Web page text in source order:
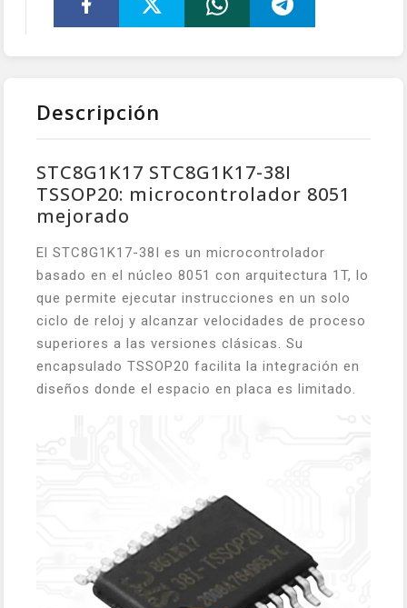
Descripción
STC8G1K17 STC8G1K17-38I
TSSOP20: microcontrolador 8051
mejorado
El STC8G1K17-38I es un microcontrolador
basado en el núcleo 8051 con arquitectura 1T, lo
que permite ejecutar instrucciones en un solo
ciclo de reloj y alcanzar velocidades de proceso
superiores a las versiones clásicas. Su
encapsulado TSSOP20 facilita la integración en
diseños donde el espacio en placa es limitado.